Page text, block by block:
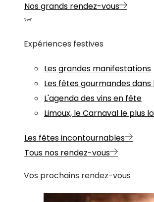
Nos grands rendez-vous
Expériences festives
Les grandes manifestations
Les fêtes gourmandes dans
L'agenda des vins en fête
Limoux, le Carnaval le plus
Les fêtes incontournables
Tous nos rendez-vous
Vos prochains rendez-vous